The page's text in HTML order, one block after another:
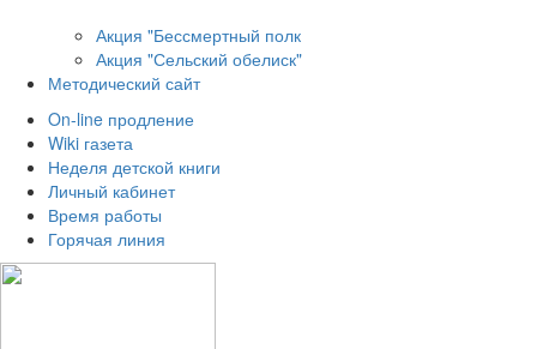
Акция "Бессмертный полк
Акция "Сельский обелиск"
Методический сайт
On-line продление
Wiki газета
Неделя детской книги
Личный кабинет
Время работы
Горячая линия